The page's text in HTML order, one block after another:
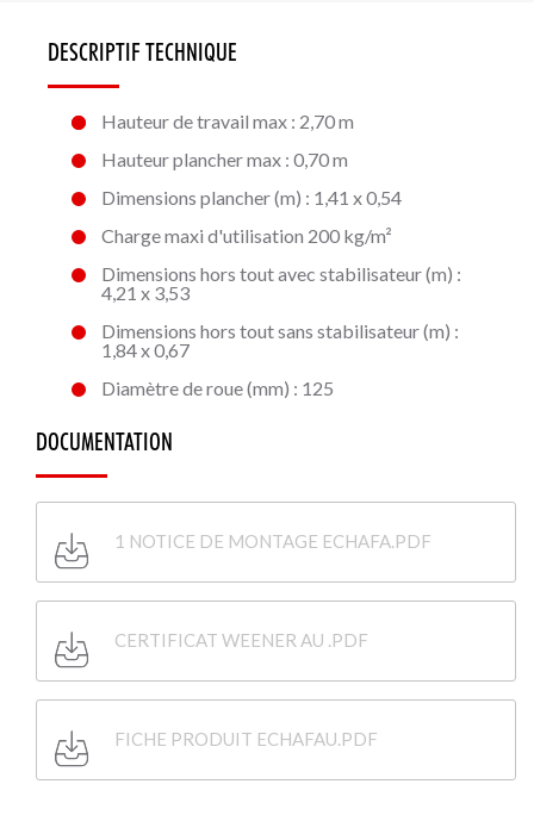
DESCRIPTIF TECHNIQUE
Hauteur de travail max : 2,70 m
Hauteur plancher max : 0,70 m
Dimensions plancher (m) : 1,41 x 0,54
Charge maxi d'utilisation 200 kg/m²
Dimensions hors tout avec stabilisateur (m) :
4,21 x 3,53
Dimensions hors tout sans stabilisateur (m) :
1,84 x 0,67
Diamètre de roue (mm) : 125
DOCUMENTATION
1 NOTICE DE MONTAGE ECHAFA.PDF
CERTIFICAT WEENER AU .PDF
FICHE PRODUIT ECHAFAU.PDF